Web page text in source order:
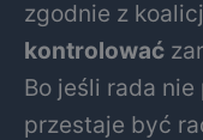
zgodnie z
kontrolować
Bo jeśli rada
przestaje być